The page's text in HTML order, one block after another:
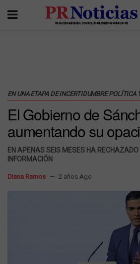
EN UNA ETAPA DE INCERTIDUMBRE POLÍTICA
El Gobierno de
aumentando su
EN APENAS SEIS MESES HA
INFORMACIÓN
Diana Ramos 2 años Ago